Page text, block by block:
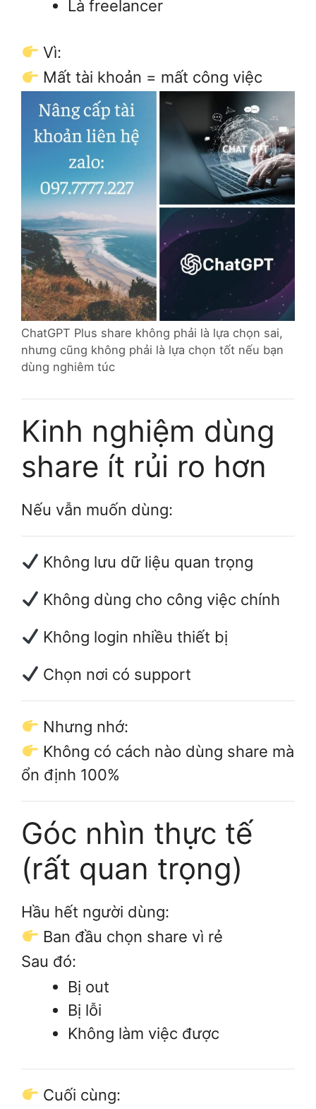
Là freelancer
Vì:
Mất tài khoản = mất công việc
ChatGPT Plus share không phải là lựa chọn sai,
nhưng cũng không phải là lựa chọn tốt nếu bạn
dùng nghiêm túc
Kinh nghiệm dùng
share ít rủi ro hơn
Nếu vẫn muốn dùng:
Không lưu dữ liệu quan trọng
Không dùng cho công việc chính
Không login nhiều thiết bị
Chọn nơi có support
Nhưng nhớ:
Không có cách nào dùng share mà
ổn định 100%
Góc nhìn thực tế
(rất quan trọng)
Hầu hết người dùng:
Ban đầu chọn share vì rẻ
Sau đó:
Bị out
Bị lỗi
Không làm việc được
Cuối cùng: